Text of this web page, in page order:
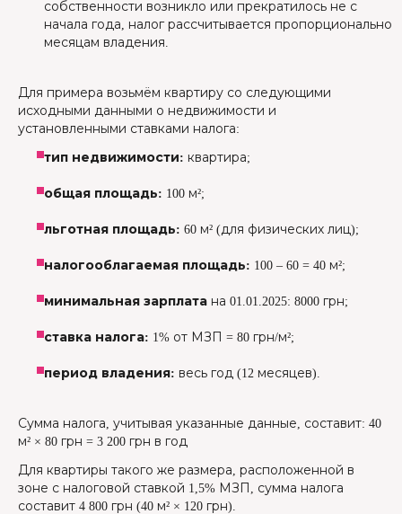
собственности возникло или прекратилось не с
начала года, налог рассчитывается пропорционально
месяцам владения.
Для примера возьмём квартиру со следующими
исходными данными о недвижимости и
установленными ставками налога:
тип недвижимости: квартира;
общая площадь: 100 м²;
льготная площадь: 60 м² (для физических лиц);
налогооблагаемая площадь: 100 – 60 = 40 м²;
минимальная зарплата на 01.01.2025: 8000 грн;
ставка налога: 1% от МЗП = 80 грн/м²;
период владения: весь год (12 месяцев).
Сумма налога, учитывая указанные данные, составит: 40
м² × 80 грн = 3 200 грн в год
Для квартиры такого же размера, расположенной в
зоне с налоговой ставкой 1,5% МЗП, сумма налога
составит 4 800 грн (40 м² × 120 грн).